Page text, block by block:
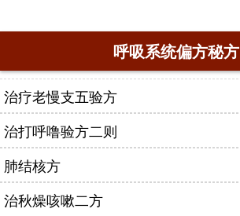
呼吸系统偏方秘方
治疗老慢支五验方
治打呼噜验方二则
肺结核方
治秋燥咳嗽二方